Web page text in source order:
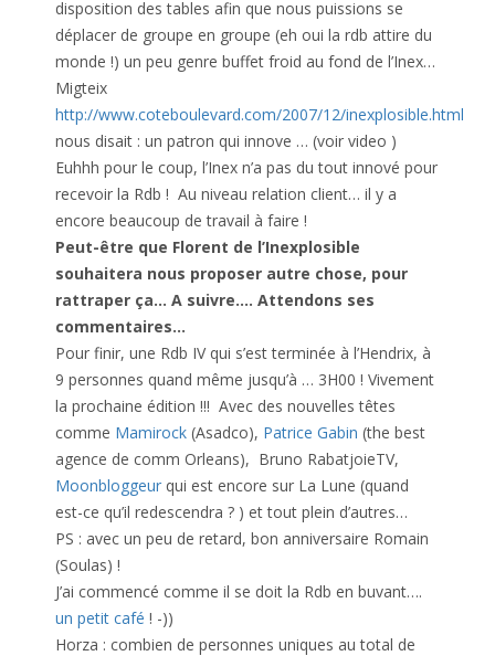
disposition des tables afin que nous puissions se
déplacer de groupe en groupe (eh oui la rdb attire du
monde !) un peu genre buffet froid au fond de l’Inex…
Migteix
http://www.coteboulevard.com/2007/12/inexplosible.html
nous disait : un patron qui innove … (voir video )
Euhhh pour le coup, l’Inex n’a pas du tout innové pour
recevoir la Rdb ! Au niveau relation client… il y a
encore beaucoup de travail à faire !
Peut-être que Florent de l’Inexplosible
souhaitera nous proposer autre chose, pour
rattraper ça… A suivre…. Attendons ses
commentaires…
Pour finir, une Rdb IV qui s’est terminée à l’Hendrix, à
9 personnes quand même jusqu’à … 3H00 ! Vivement
la prochaine édition !!! Avec des nouvelles têtes
comme Mamirock (Asadco), Patrice Gabin (the best
agence de comm Orleans), Bruno RabatjoieTV,
Moonbloggeur qui est encore sur La Lune (quand
est-ce qu’il redescendra ? ) et tout plein d’autres…
PS : avec un peu de retard, bon anniversaire Romain
(Soulas) !
J’ai commencé comme il se doit la Rdb en buvant….
un petit café ! -))
Horza : combien de personnes uniques au total de